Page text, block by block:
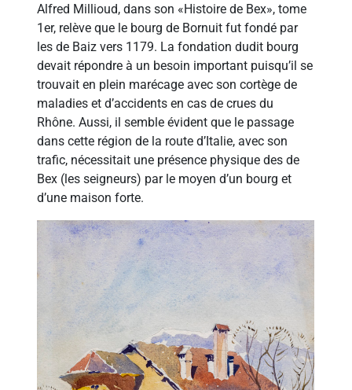
Alfred Millioud, dans son «Histoire de Bex», tome
1er, relève que le bourg de Bornuit fut fondé par
les de Baiz vers 1179. La fondation dudit bourg
devait répondre à un besoin important puisqu’il se
trouvait en plein marécage avec son cortège de
maladies et d’accidents en cas de crues du
Rhône. Aussi, il semble évident que le passage
dans cette région de la route d’Italie, avec son
trafic, nécessitait une présence physique des de
Bex (les seigneurs) par le moyen d’un bourg et
d’une maison forte.